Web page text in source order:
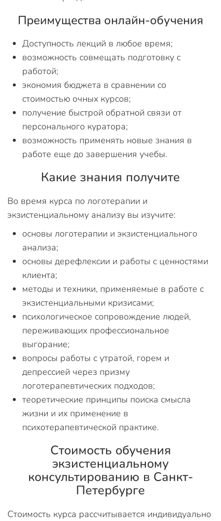
Преимущества онлайн-обучения
Доступность лекций в любое время;
возможность совмещать подготовку с
работой;
экономия бюджета в сравнении со
стоимостью очных курсов;
получение быстрой обратной связи от
персонального куратора;
возможность применять новые знания в
работе еще до завершения учебы.
Какие знания получите
Во время курса по логотерапии и
экзистенциальному анализу вы изучите:
основы логотерапии и экзистенциального
анализа;
основы дерефлексии и работы с ценностями
клиента;
методы и техники, применяемые в работе с
экзистенциальными кризисами;
психологическое сопровождение людей,
переживающих профессиональное
выгорание;
вопросы работы с утратой, горем и
депрессией через призму
логотерапевтических подходов;
теоретические принципы поиска смысла
жизни и их применение в
психотерапевтической практике.
Стоимость обучения
экзистенциальному
консультированию в Санкт-
Петербурге
Стоимость курса рассчитывается индивидуально